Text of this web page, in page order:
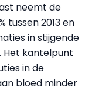
neemt de
tussen 2013 en
in stijgende
Het kantelpunt
in de
bloed minder